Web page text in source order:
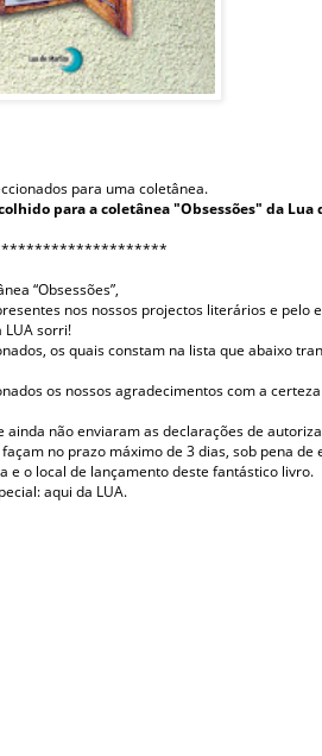
para uma coletânea.
para a coletânea "Obsessões" da Lua
“Obsessões”,
nos nossos projectos literários e pelo
LUA sorri!
os quais constam na lista que abaixo
os nossos agradecimentos com a
ainda não enviaram as declarações de
no prazo máximo de 3 dias, sob pena de
e o local de lançamento deste fantástico livro.
aqui da LUA.